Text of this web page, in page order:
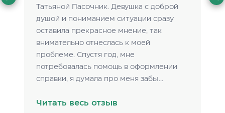
Татьяной Пасочник. Девушка с доброй
душой и пониманием ситуации сразу
оставила прекрасное мнение, так
внимательно отнеслась к моей
проблеме. Спустя год, мне
потребовалась помощь в оформлении
справки, я думала про меня забы...
Читать весь отзыв